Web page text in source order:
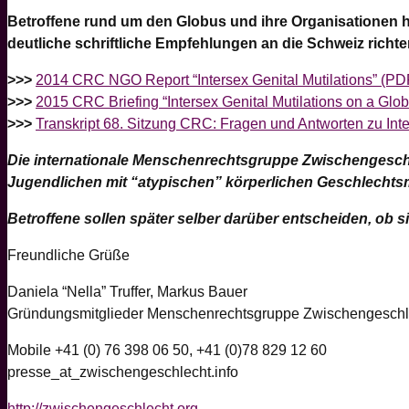
Betroffene rund um den Globus und ihre
deutliche schriftliche Empfehlungen an die Schweiz
>>> 2014 CRC NGO Report “Intersex Genital Mutilations”
>>> 2015 CRC Briefing “Intersex Genital Mutilations on a
>>> Transkript 68. Sitzung CRC: Fragen und Antworten zu
Die internationale Menschenrechtsgruppe
Jugendlichen mit “atypischen” körperlichen
Betroffene sollen später selber darüber entscheiden, ob
Freundliche Grüße
Daniela “Nella” Truffer, Markus Bauer
Gründungsmitglieder Menschenrechtsgruppe
Mobile +41 (0) 76 398 06 50, +41 (0)78 829 12 60
presse_at_zwischengeschlecht.info